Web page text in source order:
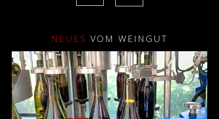
NEUES VOM WEINGUT